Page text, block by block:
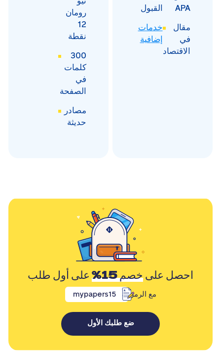
APA
القبول
مقال
في
الاقتصاد
خدمات
إضافية
رومان
12
نقطة
300
كلمات
في
الصفحة
مصادر
حديثة
احصل علىخصم 15% على أول طلب
مع الرمز mypapers15
ضع طلبك الأول